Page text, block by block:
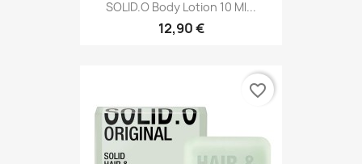
SOLID.O Body Lotion 10 Ml...
12,90 €
favorite_border